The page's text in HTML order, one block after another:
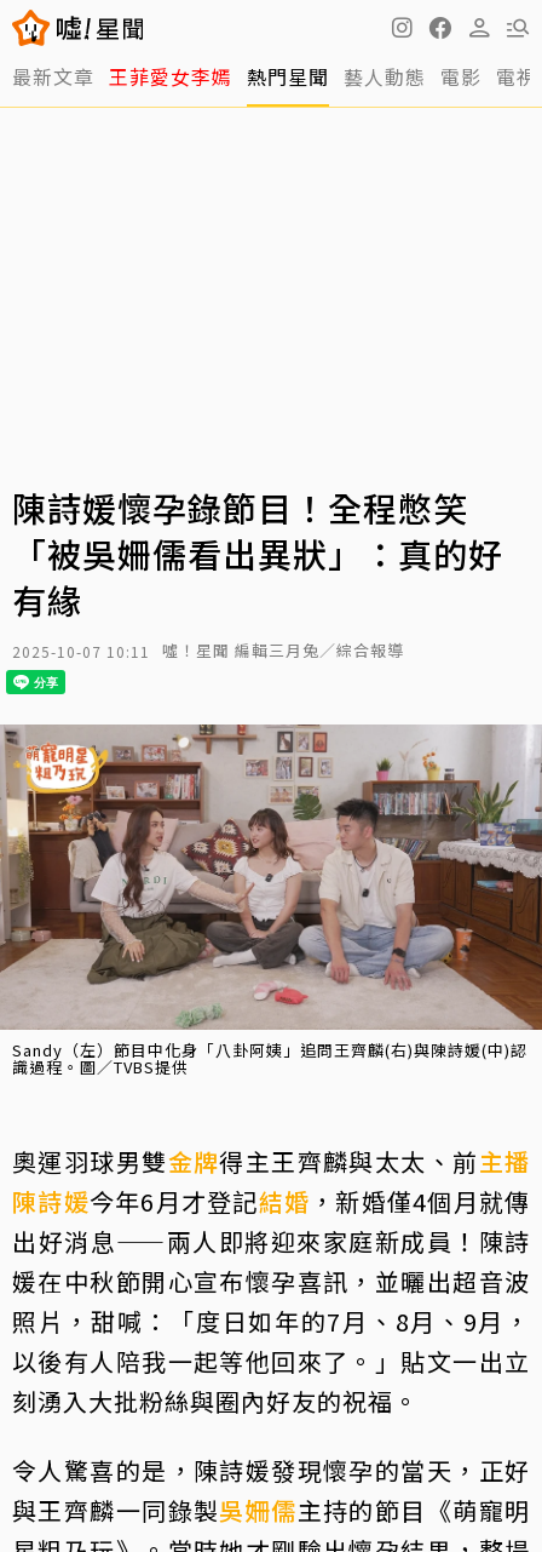
最新文章 王菲愛女李嫣 熱門星聞 藝人動態 電影 電視
陳詩媛懷孕錄節目！全程憋笑
「被吳姍儒看出異狀」：真的好
有緣
2025-10-07 10:11 噓！星聞 編輯三月兔／綜合報導
Sandy（左）節目中化身「八卦阿姨」追問王齊麟(右)與陳詩媛(中)認
識過程。圖／TVBS提供
奧運羽球男雙金牌得主王齊麟與太太、前主播
陳詩媛今年6月才登記結婚 ，新婚僅4個月就傳
出好消息——兩人即將迎來家庭新成員！陳詩
媛在中秋節開心宣布懷孕喜訊，並曬出超音波
照片，甜喊：「度日如年的7月、8月、9月，
以後有人陪我一起等他回來了。」貼文一出立
刻湧入大批粉絲與圈內好友的祝福。
令人驚喜的是，陳詩媛發現懷孕的當天，正好
與王齊麟一同錄製吳姍儒主持的節目《萌寵明